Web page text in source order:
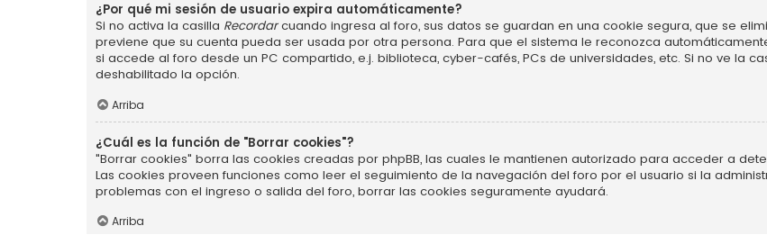
¿Por qué mi sesión de usuario expira automáticamente?
Si no activa la casilla Recordarcuando ingresa al foro, sus datos se guardan en una cookie segura, que se
previene que su cuenta pueda ser usada por otra persona. Para que el sistema le reconozca
si accede al foro desde un PC compartido, e.j. biblioteca, cyber-cafés, PCs de universidades, etc. Si no ve la
deshabilitado la opción.
Arriba
¿Cuál es la función de "Borrar cookies"?
"Borrar cookies" borra las cookies creadas por phpBB, las cuales le mantienen autorizado para acceder a
Las cookies proveen funciones como leer el seguimiento de la navegación del foro por el usuario si la
problemas con el ingreso o salida del foro, borrar las cookies seguramente ayudará.
Arriba